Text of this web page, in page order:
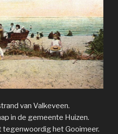
van Valkeveen.
in de gemeente Huizen.
het Gooimeer.